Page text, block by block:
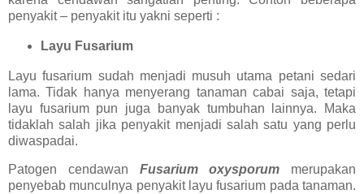
penyakit – penyakit itu yakni seperti :
Layu Fusarium
Layu fusarium sudah menjadi musuh utama petani sedari
lama. Tidak hanya menyerang tanaman cabai saja, tetapi
layu fusarium pun juga banyak tumbuhan lainnya. Maka
tidaklah salah jika penyakit menjadi salah satu yang perlu
diwaspadai.
Patogen cendawan Fusarium oxysporum merupakan
penyebab munculnya penyakit layu fusarium pada tanaman.